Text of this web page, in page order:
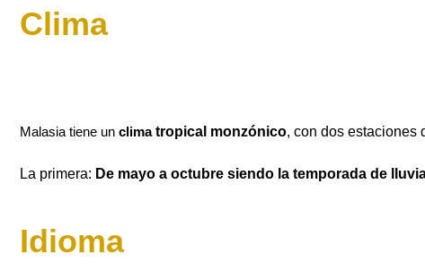
Clima
Malasia tiene un climatropical monzónico, con dos estaciones
La primera: De mayo a octubre siendo la temporada de
Idioma